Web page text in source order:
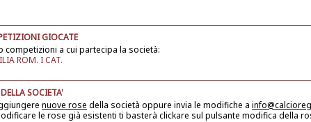
GIOCATE
competizioni a cui partecipa la società:
ROM. I CAT.
SOCIETA'
nuove rose della società oppure invia le modifiche a
le rose già esistenti ti basterà clickare sul pulsante modifica della